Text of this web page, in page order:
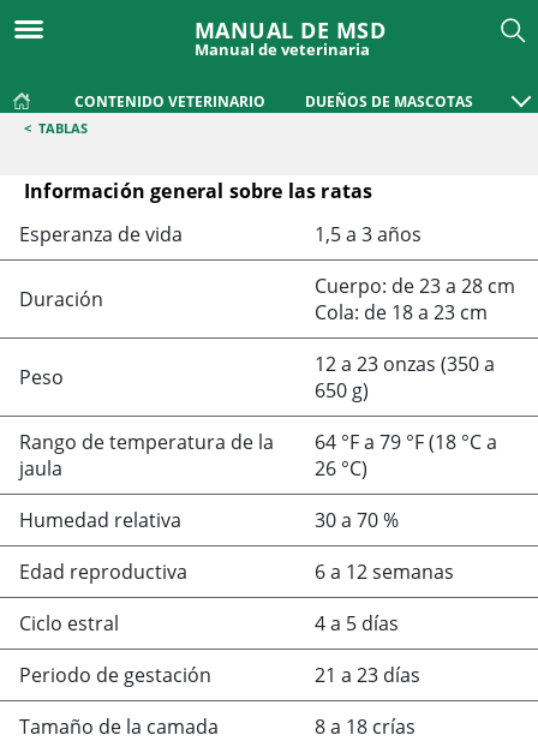
MANUAL DE MSD
Manual de veterinaria
CONTENIDO VETERINARIO DUEÑOS DE MASCOTAS
< TABLAS
Información general sobre las ratas
Información general sobre las ratas
Esperanza de vida 1,5 a 3 años
Duración
Cuerpo: de 23 a 28 cm
Cola: de 18 a 23 cm
Peso
12 a 23 onzas (350 a
650 g)
Rango de temperatura de la
jaula
64 °F a 79 °F (18 °C a
26 °C)
Humedad relativa
30 a 70 %
Edad reproductiva
6 a 12 semanas
Ciclo estral
4 a 5 días
Periodo de gestación
21 a 23 días
Tamaño de la camada
8 a 18 crías